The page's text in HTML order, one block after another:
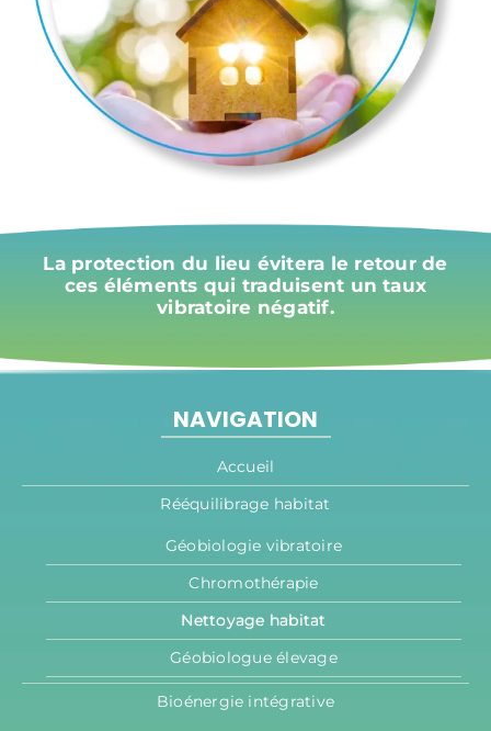
La protection du lieu évitera le retour de
ces éléments qui traduisent un taux
vibratoire négatif.
NAVIGATION
Accueil
Rééquilibrage habitat
Géobiologie vibratoire
Chromothérapie
Nettoyage habitat
Géobiologue élevage
Bioénergie intégrative